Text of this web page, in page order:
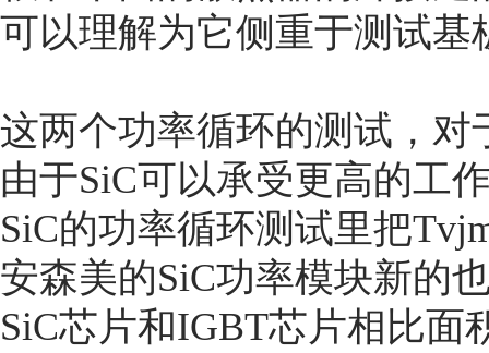
可以理解为它侧重于测试
这两个功率循环的测试，对
由于SiC可以承受更高的工
SiC的功率循环测试里把
安森美的SiC功率模块新的
SiC芯片和IGBT芯片相比面